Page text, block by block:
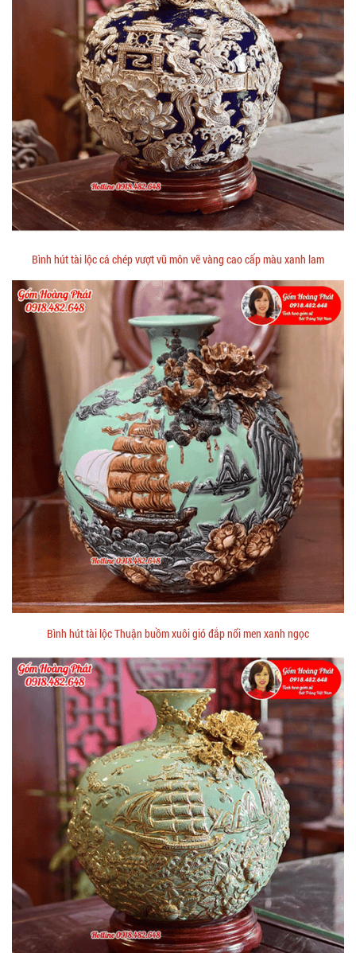
Bình hút tài lộc cá chép vượt vũ môn vẽ vàng cao cấp màu xanh lam
Bình hút tài lộc Thuận buồm xuôi gió đắp nổi men xanh ngọc